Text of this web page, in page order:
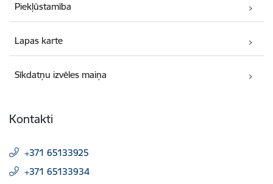
Piekļūstamība
Lapas karte
Sīkdatņu izvēles maiņa
Kontakti
+371 65133925
+371 65133934